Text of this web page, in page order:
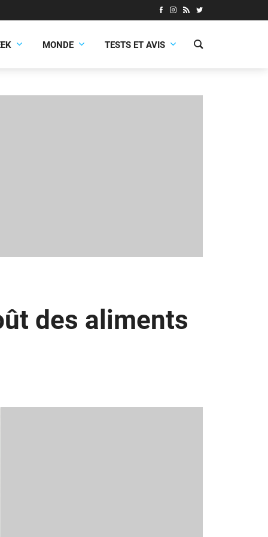
MONDE TESTS ET AVIS
des aliments